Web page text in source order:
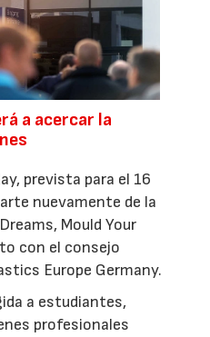
a acercar la
prevista para el 16
nuevamente de la
Mould Your
con el consejo
Europe Germany.
a estudiantes,
profesionales